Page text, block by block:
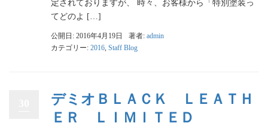
定されておりますが、 時々、お客様から「特別塗装っ
てどのよ […]
公開日: 2016年4月19日 著者: admin
カテゴリー: 2016, Staff Blog
デミオＢＬＡＣＫ ＬＥＡＴＨ
ＥＲ ＬＩＭＩＴＥＤ